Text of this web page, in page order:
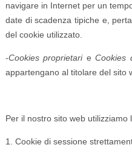
navigare in Internet per un
date di scadenza tipiche e,
del cookie utilizzato.
-Cookies proprietarieCookies
appartengano al titolare del sito
Per il nostro sito web
1. Cookie di sessione